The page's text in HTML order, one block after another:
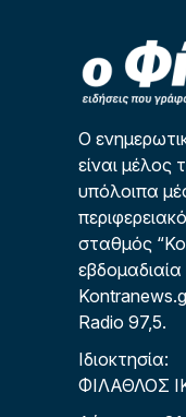
Ο
είναι
υπόλοιπα
σταθμός
Radio 97,5.
Ιδιοκτησία:
ΦΙΛΑΘΛΟΣ